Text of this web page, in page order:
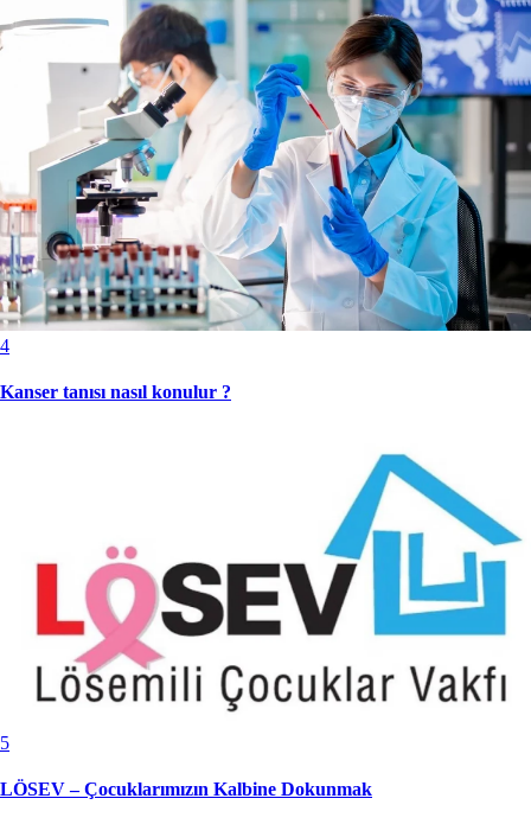
4
Kanser tanısı nasıl konulur ?
5
LÖSEV – Çocuklarımızın Kalbine Dokunmak